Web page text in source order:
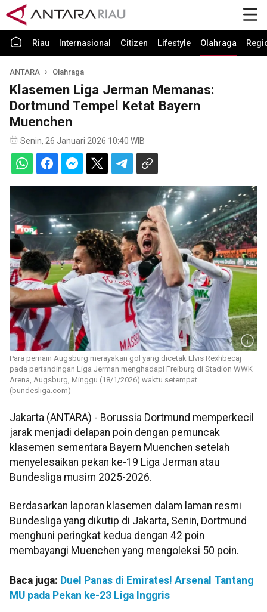
Riau Internasional Citizen Lifestyle Olahraga
ANTARA Olahraga
Klasemen Liga Jerman Memanas:
Dortmund Tempel Ketat Bayern
Muenchen
Senin, 26 Januari 2026 10:40 WIB
Para pemain Augsburg merayakan gol yang dicetak Elvis Rexhbecaj
pada pertandingan Liga Jerman menghadapi Freiburg di Stadion WWK
Arena, Augsburg, Minggu (18/1/2026) waktu setempat.
(bundesliga.com)
Jakarta (ANTARA) - Borussia Dortmund memperkecil
jarak menjadi delapan poin dengan pemuncak
klasemen sementara Bayern Muenchen setelah
menyelesaikan pekan ke-19 Liga Jerman atau
Bundesliga musim 2025-2026.
Berdasarkan laporan klasemen dalam laman resmi
Bundesliga yang dikutip di Jakarta, Senin, Dortmund
menghuni peringkat kedua dengan 42 poin
membayangi Muenchen yang mengoleksi 50 poin.
Baca juga: Duel Panas di Emirates! Arsenal Tantang
MU pada Pekan ke-23 Liga Inggris